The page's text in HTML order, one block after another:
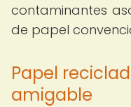
contaminantes
de papel
Papel
amigable